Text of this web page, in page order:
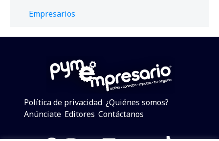
Empresarios
Política de privacidad ¿Quiénes somos?
Anúnciate Editores Contáctanos